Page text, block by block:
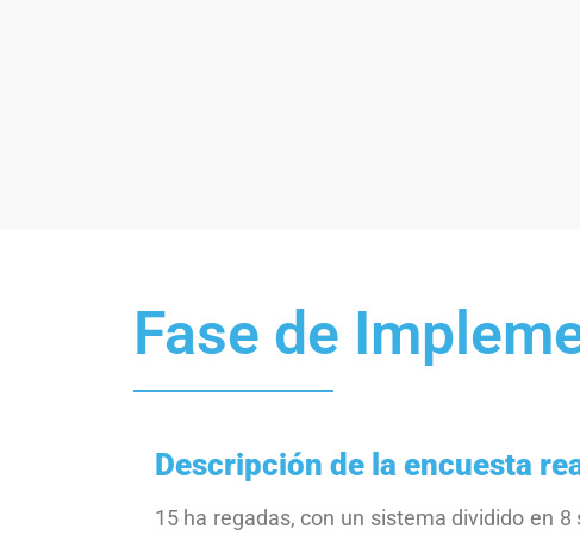
Fase de
Descripción de la encuesta
15 ha regadas, con un sistema dividido en